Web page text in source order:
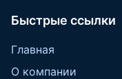
Быстрые ссылки
Главная
О компании